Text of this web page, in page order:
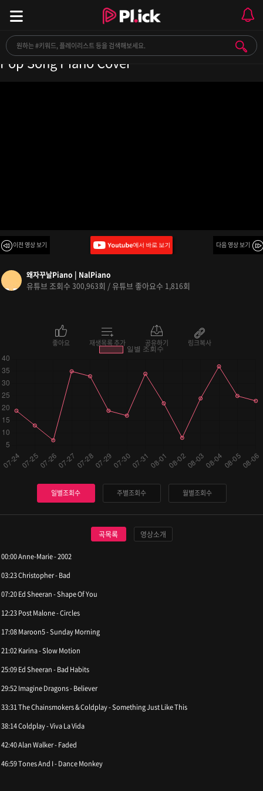
Playlist | 첫소절만 들어도 바로 아는 팝송 커버ㅣ
Pop Song Piano Cover
이전 영상 보기 다음 영상 보기
왜자꾸날Piano | NalPiano
유튜브 조회수 300,963회 / 유튜브 좋아요수 1,816회
좋아요 재생목록 추가 공유하기 링크복사
일별조회수 주별조회수 월별조회수
곡목록 영상소개
00:00 Anne-Marie - 2002
03:23 Christopher - Bad
07:20 Ed Sheeran - Shape Of You
12:23 Post Malone - Circles
17:08 Maroon5 - Sunday Morning
21:02 Karina - Slow Motion
25:09 Ed Sheeran - Bad Habits
29:52 Imagine Dragons - Believer
33:31 The Chainsmokers & Coldplay - Something Just Like This
38:14 Coldplay - Viva La Vida
42:40 Alan Walker - Faded
46:59 Tones And I - Dance Monkey